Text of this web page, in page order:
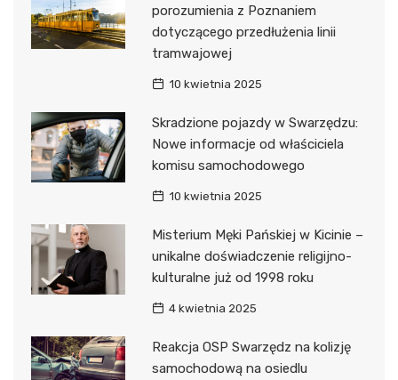
porozumienia z Poznaniem
dotyczącego przedłużenia linii
tramwajowej
10 kwietnia 2025
Skradzione pojazdy w Swarzędzu:
Nowe informacje od właściciela
komisu samochodowego
10 kwietnia 2025
Misterium Męki Pańskiej w Kicinie –
unikalne doświadczenie religijno-
kulturalne już od 1998 roku
4 kwietnia 2025
Reakcja OSP Swarzędz na kolizję
samochodową na osiedlu